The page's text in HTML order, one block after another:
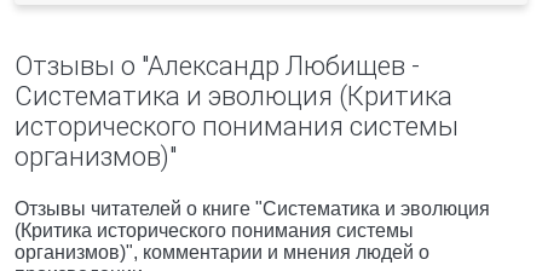
Отзывы о "Александр Любищев -
Систематика и эволюция (Критика
исторического понимания системы
организмов)"
Отзывы читателей о книге "Систематика и эволюция
(Критика исторического понимания системы
организмов)", комментарии и мнения людей о